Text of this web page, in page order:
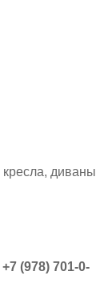
+7 (978) 701-0-